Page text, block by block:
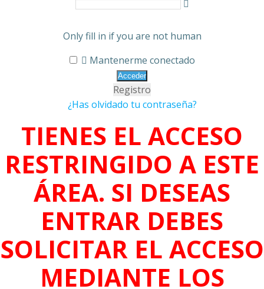
Only fill in if you are not human
Mantenerme conectado
Registro
¿Has olvidado tu contraseña?
TIENES EL ACCESO
RESTRINGIDO A ESTE
ÁREA. SI DESEAS
ENTRAR DEBES
SOLICITAR EL ACCESO
MEDIANTE LOS